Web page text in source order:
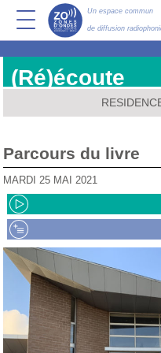
Un espace commun
de diffusion
(Ré)écoute
Parcours du livre
MARDI 25 MAI 2021